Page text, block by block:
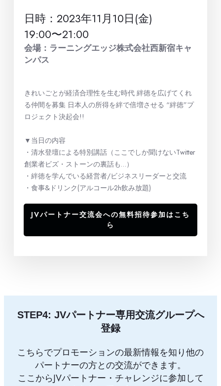
日時：2023年11月10日(金)
19:00〜21:00
会場：ラーニングエッジ株式会社西新宿キャ
ンパス
きれいごとが経済合理性を生む時代 絆徳を広げてくれ
る仲間を募集 日本人の所得を絆で倍増させる “絆徳”プ
ロジェクト決起会!!
▼当日の内容
・清水登壇による特別講話（ここでしか聞けないTwitter
創業者ビズ・ストーンの裏話も…）
・絆徳を学んでいる経営者/ビジネスリーダーと交流
・食事&ドリンク(アルコール2h飲み放題)
JVパートナー交流会への無料招待参加はこち
ら
STEP4: JVパートナー専用交流グループへ
登録
こちらでプロモーションの最新情報を知り他の
パートナーの方との交流ができます。
ここからJVパートナー・チャレンジに参加して